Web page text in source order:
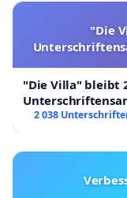
"Die
"Die Villa" bleibt
2 038